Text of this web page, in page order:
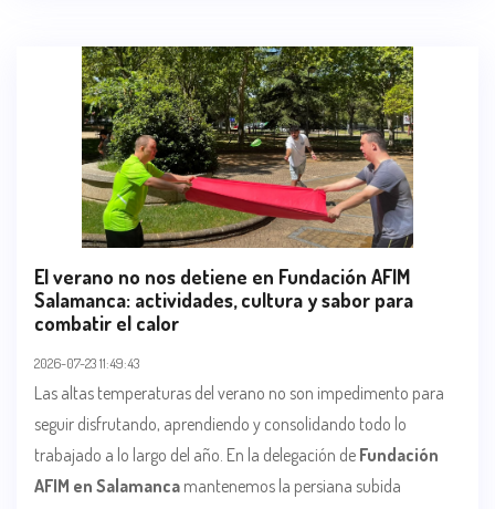
El verano no nos detiene en Fundación AFIM
Salamanca: actividades, cultura y sabor para
combatir el calor
2026-07-23 11:49:43
Las altas temperaturas del verano no son impedimento para
seguir disfrutando, aprendiendo y consolidando todo lo
trabajado a lo largo del año. En la delegación de Fundación
AFIM en Salamanca mantenemos la persiana subida